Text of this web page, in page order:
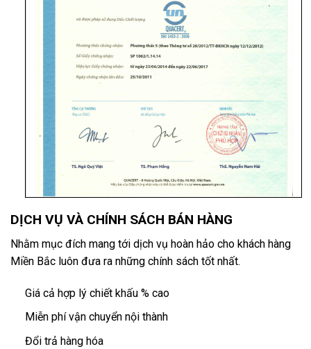
DỊCH VỤ VÀ CHÍNH SÁCH BÁN HÀNG
Nhằm mục đích mang tới dịch vụ hoàn hảo cho khách hàng
Miền Bắc luôn đưa ra những chính sách tốt nhất.
Giá cả hợp lý chiết khấu % cao
Miễn phí vận chuyển nội thành
Đổi trả hàng hóa